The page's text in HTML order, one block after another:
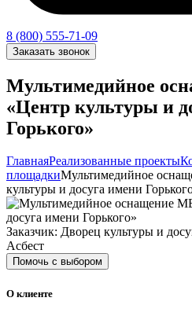
8 (800) 555-71-09
Заказать звонок
Мультимедийное
«Центр культуры и
Горького»
ГлавнаяРеализованные проекты
площадкиМультимедийное
культуры и досуга имени
Заказчик: Дворец культуры и
Асбест
Помочь с выбором
О клиенте